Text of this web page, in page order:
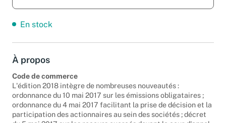
En stock
À propos
Code de commerce
L'édition 2018 intègre de nombreuses nouveautés :
ordonnance du 10 mai 2017 sur les émissions obligataires ;
ordonnance du 4 mai 2017 facilitant la prise de décision et la
participation des actionnaires au sein des sociétés ; décret